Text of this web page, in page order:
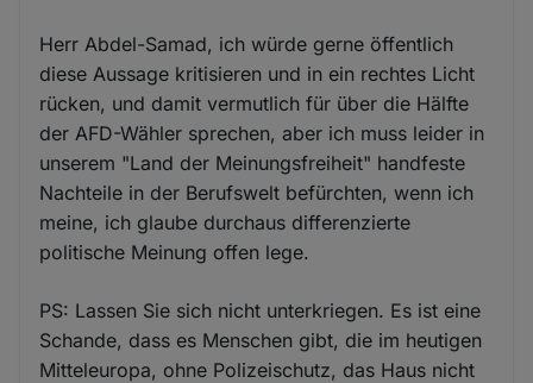
Herr Abdel-Samad, ich würde gerne öffentlich
diese Aussage kritisieren und in ein rechtes Licht
rücken, und damit vermutlich für über die Hälfte
der AFD-Wähler sprechen, aber ich muss leider in
unserem "Land der Meinungsfreiheit" handfeste
Nachteile in der Berufswelt befürchten, wenn ich
meine, ich glaube durchaus differenzierte
politische Meinung offen lege.
PS: Lassen Sie sich nicht unterkriegen. Es ist eine
Schande, dass es Menschen gibt, die im heutigen
Mitteleuropa, ohne Polizeischutz, das Haus nicht